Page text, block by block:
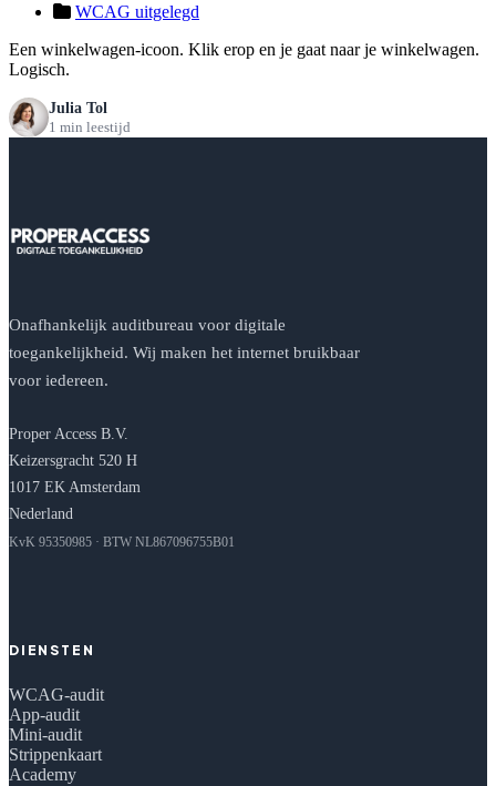
WCAG uitgelegd
Een winkelwagen-icoon. Klik erop en je gaat naar je winkelwagen.
Logisch.
Julia Tol
1 min leestijd
Onafhankelijk auditbureau voor digitale
toegankelijkheid. Wij maken het internet bruikbaar
voor iedereen.
Proper Access B.V.
Keizersgracht 520 H
1017 EK Amsterdam
Nederland
KvK 95350985 · BTW NL867096755B01
DIENSTEN
WCAG-audit
App-audit
Mini-audit
Strippenkaart
Academy